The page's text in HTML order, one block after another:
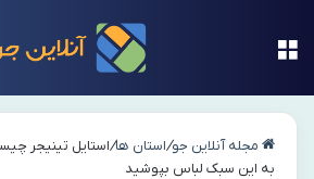
مجله آنلاین جو/استان ها/استایل تینیجر
به این سبک لباس بپوشید